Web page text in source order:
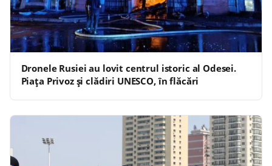
Dronele Rusiei au lovit centrul istoric al Odesei.
Piața Privoz și clădiri UNESCO, în flăcări